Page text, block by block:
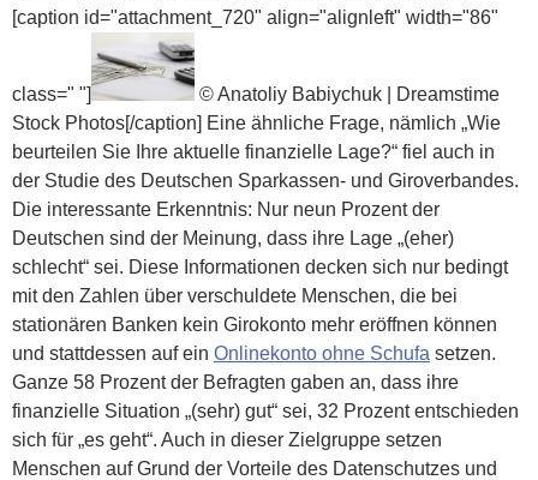
[caption id="attachment_720" align="alignleft" width="86"
class=" "]
© Anatoliy Babiychuk | Dreamstime
Stock Photos[/caption] Eine ähnliche Frage, nämlich „Wie
beurteilen Sie Ihre aktuelle finanzielle Lage?“ fiel auch in
der Studie des Deutschen Sparkassen- und Giroverbandes.
Die interessante Erkenntnis: Nur neun Prozent der
Deutschen sind der Meinung, dass ihre Lage „(eher)
schlecht“ sei. Diese Informationen decken sich nur bedingt
mit den Zahlen über verschuldete Menschen, die bei
stationären Banken kein Girokonto mehr eröffnen können
und stattdessen auf ein Onlinekonto ohne Schufa setzen.
Ganze 58 Prozent der Befragten gaben an, dass ihre
finanzielle Situation „(sehr) gut“ sei, 32 Prozent entschieden
sich für „es geht“. Auch in dieser Zielgruppe setzen
Menschen auf Grund der Vorteile des Datenschutzes und